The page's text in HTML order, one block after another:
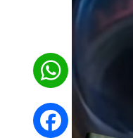
WhatsApp